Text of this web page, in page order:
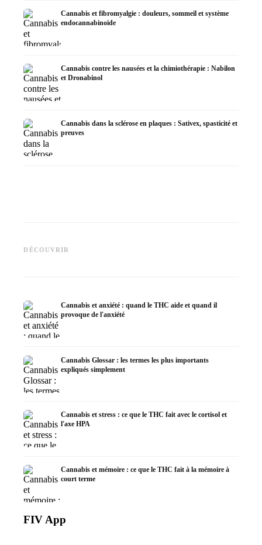
Cannabis et fibromyalgie : douleurs, sommeil et système
endocannabinoïde
Cannabis contre les nausées et la chimiothérapie : Nabilon
et Dronabinol
Cannabis dans la sclérose en plaques : Sativex, spasticité et
preuves
DÉCOUVRIR
Epidiolex et l'état actuel de la
recherche
Cannabis et anxiété : quand le THC aide et quand il
provoque de l'anxiété
Cannabis Glossar : les termes les plus importants
expliqués simplement
Cannabis et stress : ce que le THC fait avec le cortisol et
l'axe HPA
Cannabis et mémoire : ce que le THC fait à la mémoire à
court terme
FIV App